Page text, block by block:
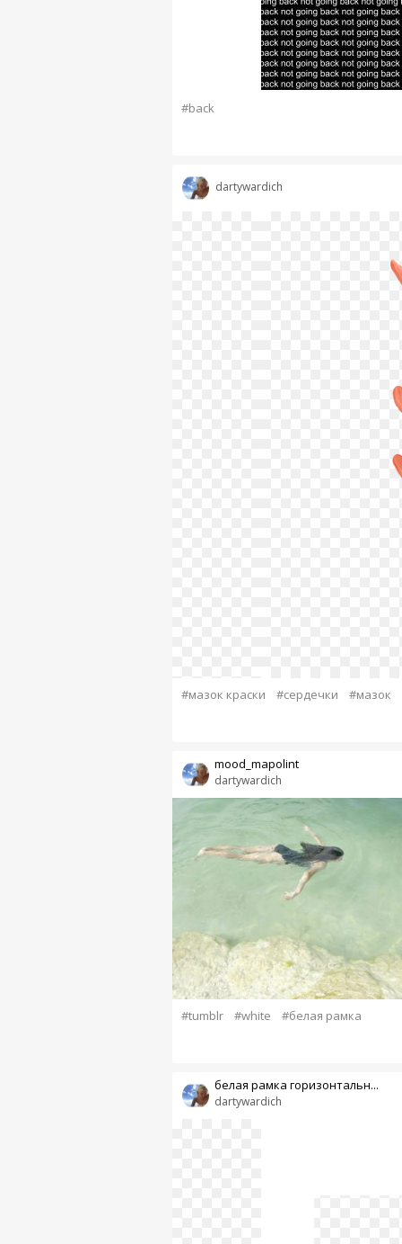
#back
dartywardich
#мазок краски #сердечки #мазок
dartywardich
mood_mapolint
#tumblr #white #белая рамка
dartywardich
белая рамка горизонтальн...